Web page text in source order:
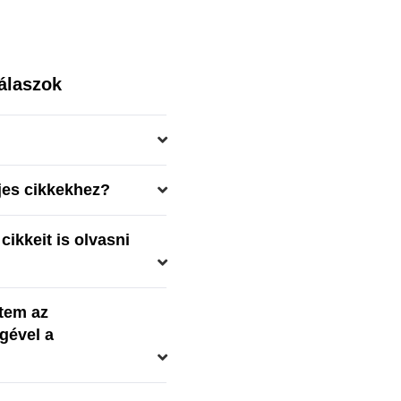
cikkekhez?
cikkeit is olvasni
az
a